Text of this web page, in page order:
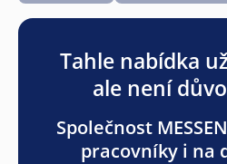
Tahle nabídka
ale není
Společnost
pracovníky i na